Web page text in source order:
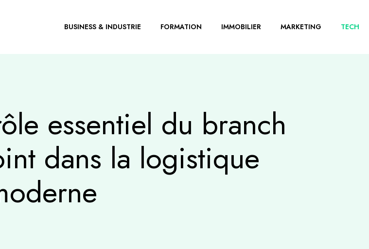
BUSINESS & INDUSTRIE FORMATION IMMOBILIER MARKETING TECH
essentiel du branch
dans la logistique